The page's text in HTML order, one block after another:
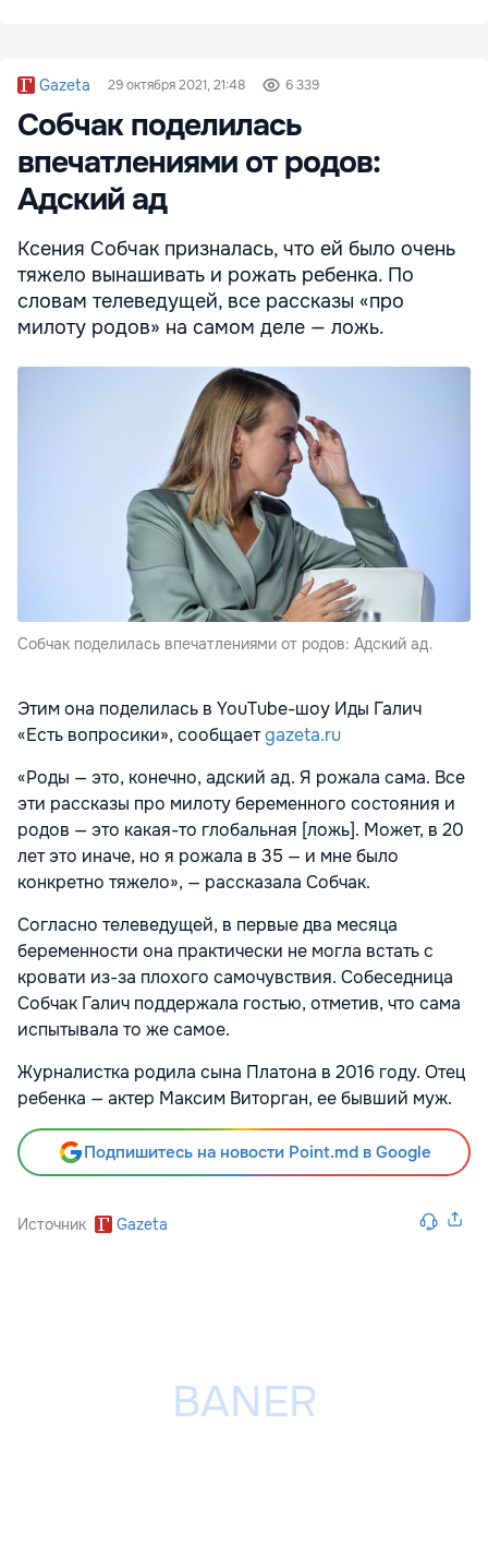
Gazeta 29 октября 2021, 21:48 6 339
Собчак поделилась
впечатлениями от родов:
Адский ад
Ксения Собчак призналась, что ей было очень
тяжело вынашивать и рожать ребенка. По
словам телеведущей, все рассказы «про
милоту родов» на самом деле — ложь.
Собчак поделилась впечатлениями от родов: Адский ад.
Этим она поделилась в YouTube-шоу Иды Галич
«Есть вопросики», сообщаетgazeta.ru
«Роды — это, конечно, адский ад. Я рожала сама. Все
эти рассказы про милоту беременного состояния и
родов — это какая-то глобальная [ложь]. Может, в 20
лет это иначе, но я рожала в 35 — и мне было
конкретно тяжело», — рассказала Собчак.
Согласно телеведущей, в первые два месяца
беременности она практически не могла встать с
кровати из-за плохого самочувствия. Собеседница
Собчак Галич поддержала гостью, отметив, что сама
испытывала то же самое.
Журналистка родила сына Платона в 2016 году. Отец
ребенка — актер Максим Виторган, ее бывший муж.
Подпишитесь на новости Point.md в Google
Источник Gazeta